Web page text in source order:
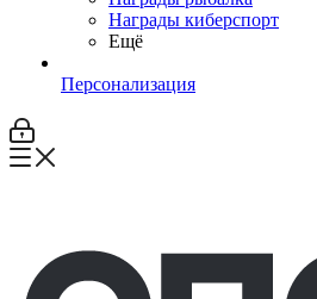
Награды киберспорт
Ещё
Персонализация